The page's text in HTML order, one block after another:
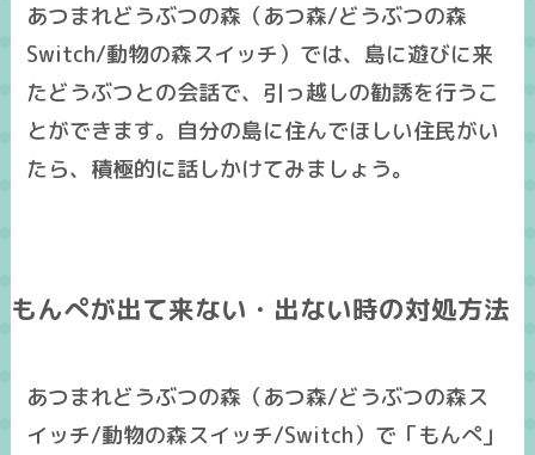
あつまれどうぶつの森（あつ森/どうぶつの森
Switch/動物の森スイッチ）では、島に遊びに来
たどうぶつとの会話で、引っ越しの勧誘を行うこ
とができます。自分の島に住んでほしい住民がい
たら、積極的に話しかけてみましょう。
もんぺが出て来ない・出ない時の対処方法
あつまれどうぶつの森（あつ森/どうぶつの森ス
イッチ/動物の森スイッチ/Switch）で「もんぺ」